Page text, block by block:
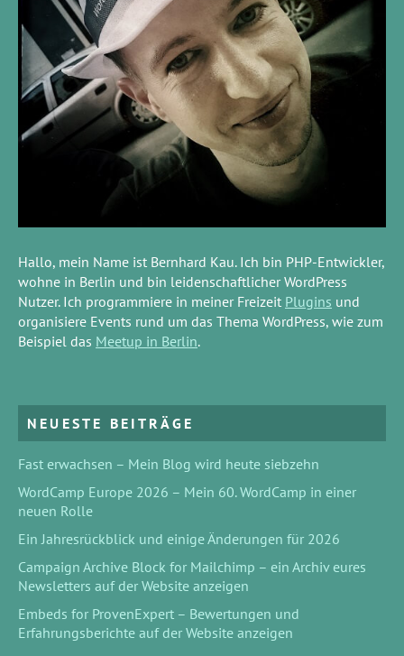
Hallo, mein Name ist Bernhard Kau. Ich bin PHP-Entwickler,
wohne in Berlin und bin leidenschaftlicher WordPress
Nutzer. Ich programmiere in meiner Freizeit Plugins und
organisiere Events rund um das Thema WordPress, wie zum
Beispiel das Meetup in Berlin.
NEUESTE BEITRÄGE
Fast erwachsen – Mein Blog wird heute siebzehn
WordCamp Europe 2026 – Mein 60. WordCamp in einer
neuen Rolle
Ein Jahresrückblick und einige Änderungen für 2026
Campaign Archive Block for Mailchimp – ein Archiv eures
Newsletters auf der Website anzeigen
Embeds for ProvenExpert – Bewertungen und
Erfahrungsberichte auf der Website anzeigen